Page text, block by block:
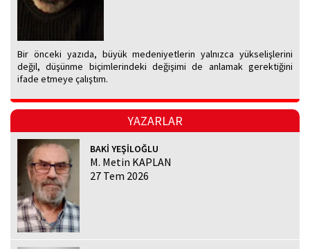
Bir önceki yazıda, büyük medeniyetlerin yalnızca yükselişlerini
değil, düşünme biçimlerindeki değişimi de anlamak gerektiğini
ifade etmeye çalıştım.
YAZARLAR
BAKİ YEŞİLOĞLU
M. Metin KAPLAN
27 Tem 2026